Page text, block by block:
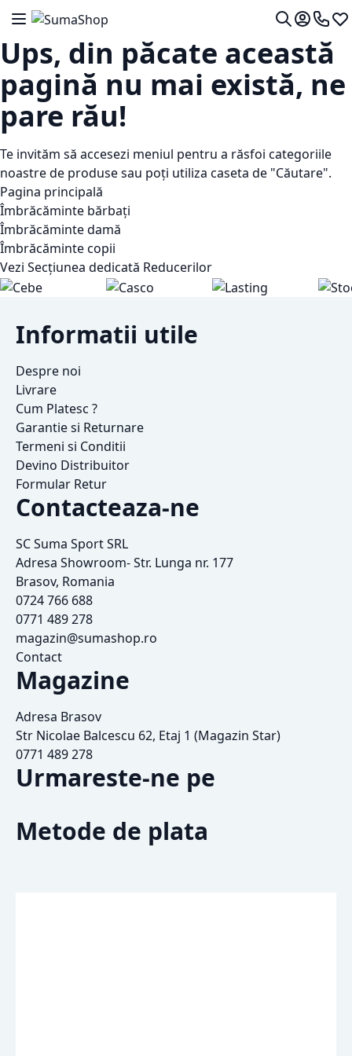
Mergeti la Continut
Comutare în navigare
Contul
0724
Ups, din păcate această
pagină nu mai există, ne
pare rău!
Te invităm să accesezi meniul pentru a răsfoi categoriile
noastre de produse sau poți utiliza caseta de "Căutare".
Pagina principală
Îmbrăcăminte bărbați
Îmbrăcăminte damă
Îmbrăcăminte copii
Vezi Secțiunea dedicată Reducerilor
Informatii utile
Despre noi
Livrare
Cum Platesc ?
Garantie si Returnare
Termeni si Conditii
Devino Distribuitor
Formular Retur
Contacteaza-ne
SC Suma Sport SRL
Adresa Showroom- Str. Lunga nr. 177
Brasov, Romania
0724 766 688
0771 489 278
magazin@sumashop.ro
Contact
Magazine
Adresa Brasov
Str Nicolae Balcescu 62, Etaj 1 (Magazin Star)
0771 489 278
Urmareste-ne pe
Metode de plata